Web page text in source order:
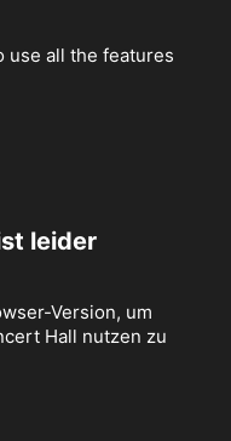
use all the features
leider
Version, um
Hall nutzen zu